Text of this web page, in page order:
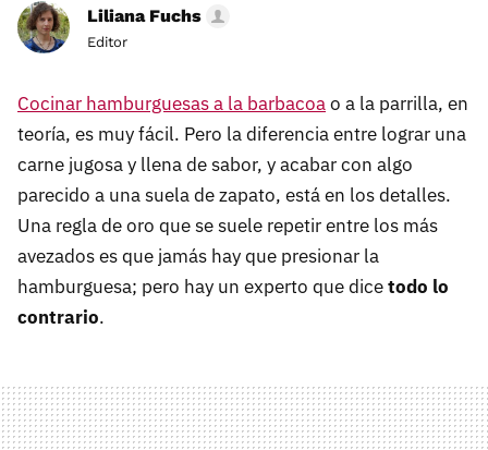
Liliana Fuchs
Editor
Cocinar hamburguesas a la barbacoao a la parrilla, en
teoría, es muy fácil. Pero la diferencia entre lograr una
carne jugosa y llena de sabor, y acabar con algo
parecido a una suela de zapato, está en los detalles.
Una regla de oro que se suele repetir entre los más
avezados es que jamás hay que presionar la
hamburguesa; pero hay un experto que dicetodo lo
contrario.